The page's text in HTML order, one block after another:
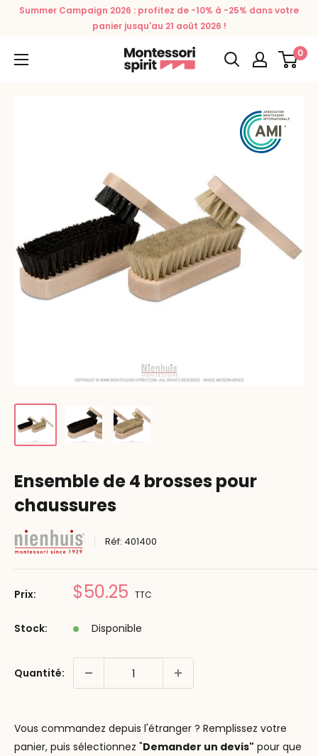
PasserSummer Campaign 2026 : profitez de -10% à -25% dans votre
panier jusqu'au 21 août 2026 !
Montessori
Spirit
0
Ensemble de 4 brosses pour
chaussures
Réf: 401400
Prix: Prix
$50.25 TTC
Stock: Disponible
Quantité:
Vous commandez depuis l'étranger ? Remplissez votre
panier, puis sélectionnez "Demander un devis" pour que